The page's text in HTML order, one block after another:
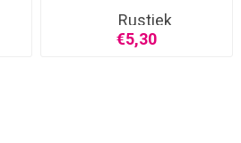
Rustiek
noten/vruchten
€5,30